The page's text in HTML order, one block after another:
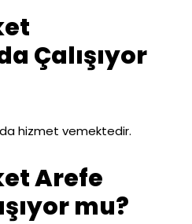
Çalışıyor
hizmet vemektedir.
Arefe
mu?